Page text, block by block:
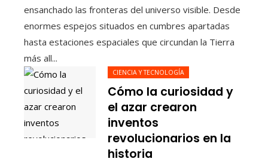
ensanchado las fronteras del universo visible. Desde
enormes espejos situados en cumbres apartadas
hasta estaciones espaciales que circundan la Tierra
más all...
CIENCIA Y TECNOLOGÍA
Cómo la curiosidad y
el azar crearon
inventos
revolucionarios en la
historia